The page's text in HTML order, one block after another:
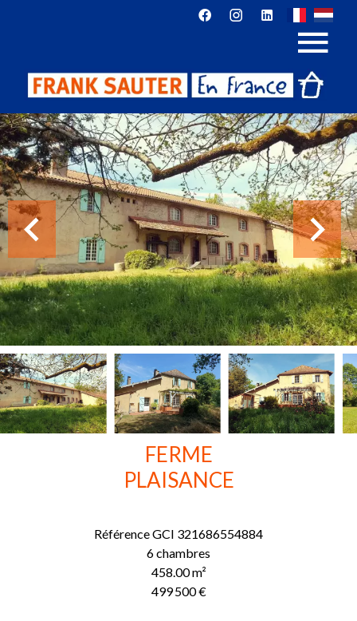
FERME
PLAISANCE
RéférenceGCI 321686554884
6 chambres
458.00m²
499 500 €